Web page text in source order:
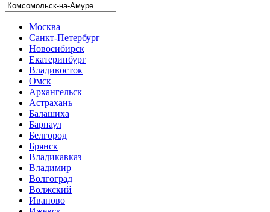
Москва
Санкт-Петербург
Новосибирск
Екатеринбург
Владивосток
Омск
Архангельск
Астрахань
Балашиха
Барнаул
Белгород
Брянск
Владикавказ
Владимир
Волгоград
Волжский
Иваново